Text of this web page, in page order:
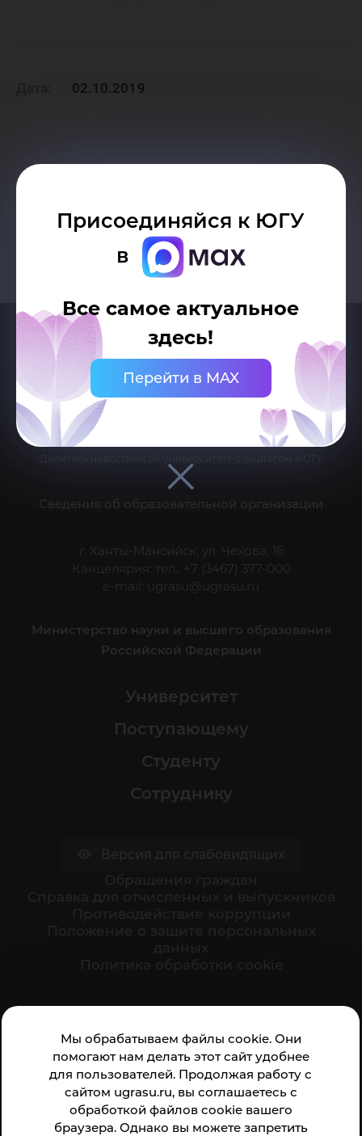
Мы обрабатываем файлы cookie. Они
помогают нам делать этот сайт удобнее
для пользователей. Продолжая работу с
сайтом ugrasu.ru, вы соглашаетесь с
обработкой файлов cookie вашего
браузера. Однако вы можете запретить
Присоединяйся к ЮГУ
в
Все самое актуальное
здесь!
Перейти в MAX
02.10.2019
Возврат к списку
Сведения об образовательной организации
г. Ханты-Мансийск, ул. Чехова, 16
Канцелярия: тел.: +7 (3467) 377-000
e-mail:
ugrasu@ugrasu.ru
Министерство науки и высшего образования
Российской Федерации
Университет
Поступающему
Студенту
Сотруднику
организации: